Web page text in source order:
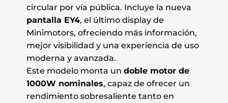
circular por vía pública. Incluye la nueva
pantalla EY4, el último display de
Minimotors, ofreciendo más información,
mejor visibilidad y una experiencia de uso
moderna y avanzada.
Este modelo monta un doble motor de
1000W nominales, capaz de ofrecer un
rendimiento sobresaliente tanto en